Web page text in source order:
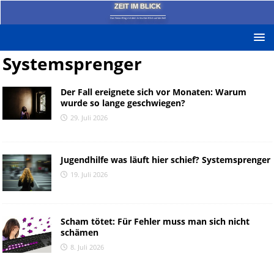
ZEIT IM BLICK
Das News-Blog mit dem kritischen Blick auf die Zeit!
Systemsprenger
Der Fall ereignete sich vor Monaten: Warum
wurde so lange geschwiegen?
29. Juli 2026
Jugendhilfe was läuft hier schief? Systemsprenger
19. Juli 2026
Scham tötet: Für Fehler muss man sich nicht
schämen
8. Juli 2026